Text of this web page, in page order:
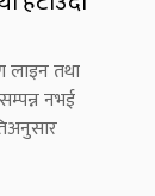
लाइन तथा
नभई